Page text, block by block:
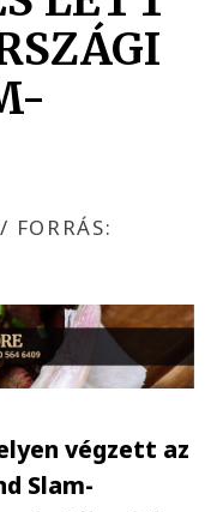
FORRÁS:
végzett az
Slam-